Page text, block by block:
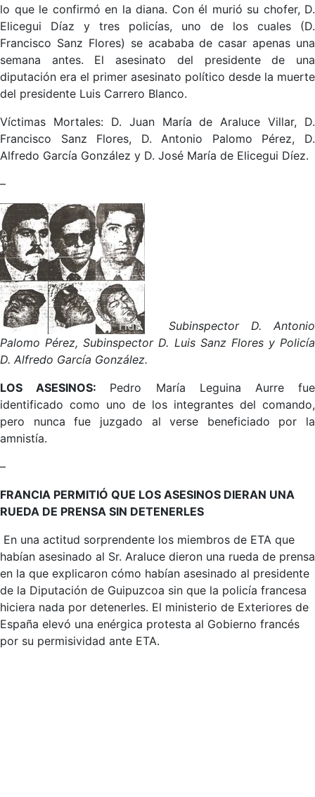
lo que le confirmó en la diana. Con él murió su chofer, D.
Elicegui Díaz y tres policías, uno de los cuales (D.
Francisco Sanz Flores) se acababa de casar apenas una
semana antes. El asesinato del presidente de una
diputación era el primer asesinato político desde la muerte
del presidente Luis Carrero Blanco.
Víctimas Mortales: D. Juan María de Araluce Villar, D.
Francisco Sanz Flores, D. Antonio Palomo Pérez, D.
Alfredo García González y D. José María de Elicegui Díez.
–
Subinspector D. Antonio
Palomo Pérez, Subinspector D. Luis Sanz Flores y Policía
D. Alfredo García González.
LOS ASESINOS: Pedro María Leguina Aurre fue
identificado como uno de los integrantes del comando,
pero nunca fue juzgado al verse beneficiado por la
amnistía.
–
FRANCIA PERMITIÓ QUE LOS ASESINOS DIERAN UNA
RUEDA DE PRENSA SIN DETENERLES
En una actitud sorprendente los miembros de ETA que
habían asesinado al Sr. Araluce dieron una rueda de prensa
en la que explicaron cómo habían asesinado al presidente
de la Diputación de Guipuzcoa sin que la policía francesa
hiciera nada por detenerles. El ministerio de Exteriores de
España elevó una enérgica protesta al Gobierno francés
por su permisividad ante ETA.